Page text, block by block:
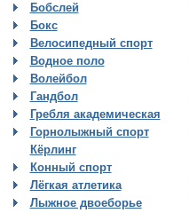
Бобслей
Бокс
Велосипедный спорт
Водное поло
Волейбол
Гандбол
Гребля академическая
Горнолыжный спорт
Кёрлинг
Конный спорт
Лёгкая атлетика
Лыжное двоеборье